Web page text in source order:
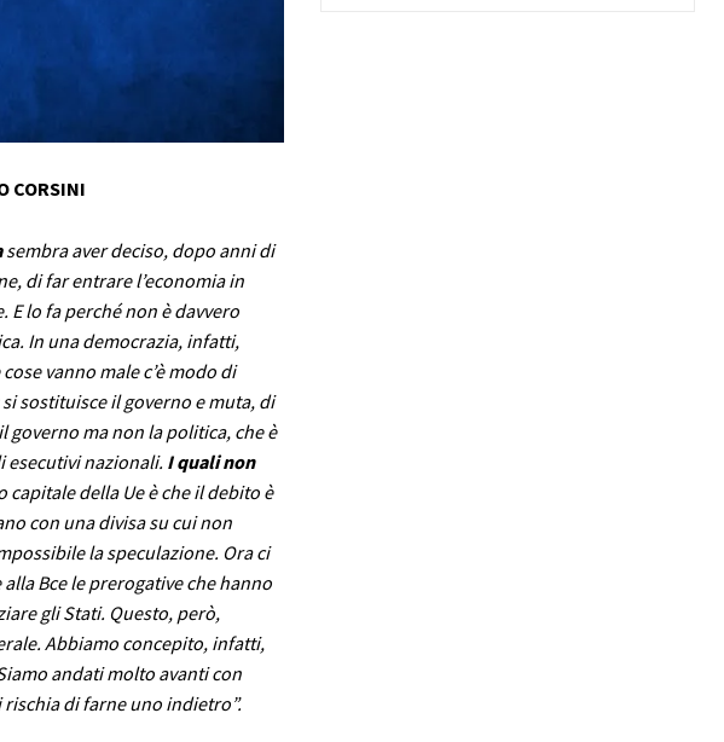
CORSINI
sembra aver deciso, dopo anni di
di far entrare l’economia in
E lo fa perché non è davvero
In una democrazia, infatti,
vanno male c’è modo di
sostituisce il governo e muta, di
governo ma non la politica, che è
nazionali. I quali non
della Ue è che il debito è
con una divisa su cui non
la speculazione. Ora ci
Bce le prerogative che hanno
gli Stati. Questo, però,
Abbiamo concepito, infatti,
andati molto avanti con
di farne uno indietro”.